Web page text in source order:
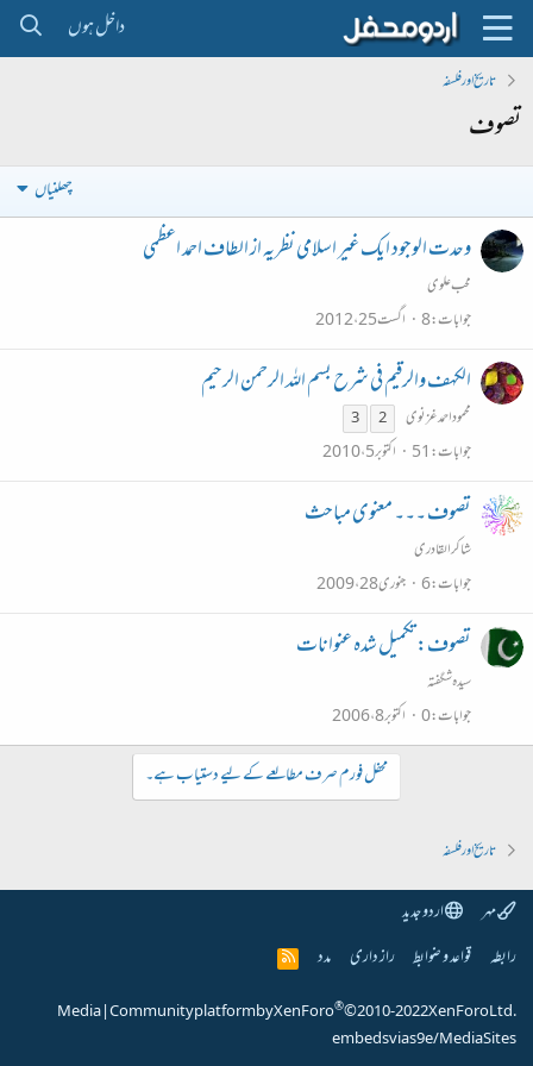
داخل ہوں
تاریخ اور فلسفہ
تصوف
چھلنیاں
وحدت الوجود ایک غیر اسلامی نظریہ از الطاف احمد اعظمی
محب علوی
جوابات 8 اگست 25، 2012
الکہف والرقیم فی شرح بسم اللہ الرحمن الرحیم
محمود احمد غزنوی 2
3
جوابات 51 اکتوبر 5، 2010
تصوف ۔۔۔ معنوی مباحث
شاکرالقادری
جوابات 6 جنوری 28، 2009
تصوف: تکمیل شدہ عنوانات
سیدہ شگفتہ
جوابات 0 اکتوبر 8، 2006
محفل فورم صرف مطالعے کے لیے دستیاب ہے۔
تاریخ اور فلسفہ
مہر
اردو جدید
رابطہ قواعد و ضوابط راز داری مدد
R
S
Community platform by XenForo®© 2010-2022 XenForo Ltd.
|
Media
embeds via s9e/MediaSites